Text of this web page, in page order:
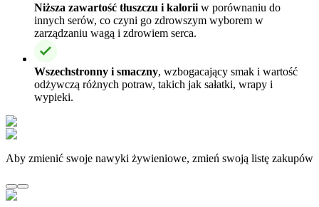
Niższa zawartość tłuszczu i kalorii w porównaniu do
innych serów, co czyni go zdrowszym wyborem w
zarządzaniu wagą i zdrowiem serca.
Wszechstronny i smaczny, wzbogacający smak i wartość
odżywczą różnych potraw, takich jak sałatki, wrapy i
wypieki.
Aby zmienić swoje nawyki żywieniowe, zmień swoją listę zakupów